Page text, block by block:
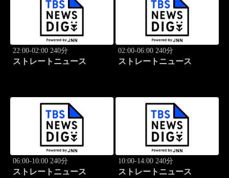
22:00-02:00 240分
ストレートニュース
02:00-06:00 240分
ストレートニュース
06:00-10:00 240分
ストレートニュース
10:00-14:00 240分
ストレートニュース